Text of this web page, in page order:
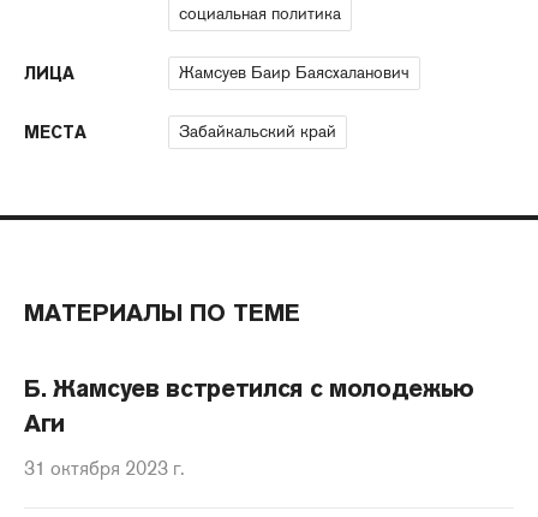
социальная политика
ЛИЦА Жамсуев Баир Баясхаланович
МЕСТА Забайкальский край
МАТЕРИАЛЫ ПО ТЕМЕ
Б. Жамсуев встретился с молодежью
Аги
31 октября 2023 г.